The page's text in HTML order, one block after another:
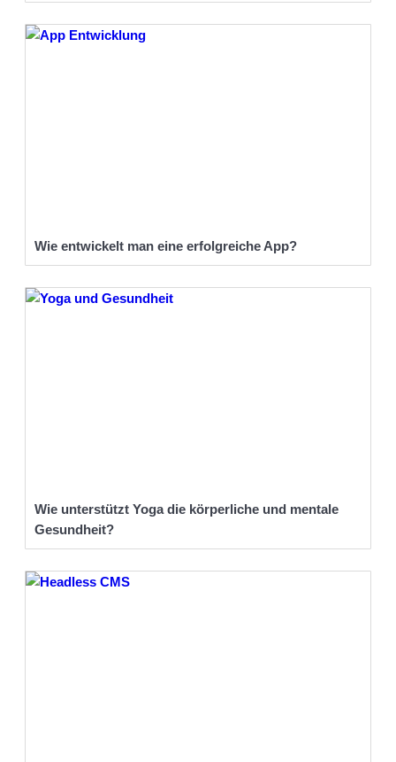
Wie entwickelt man eine erfolgreiche App?
Wie unterstützt Yoga die körperliche und mentale
Gesundheit?